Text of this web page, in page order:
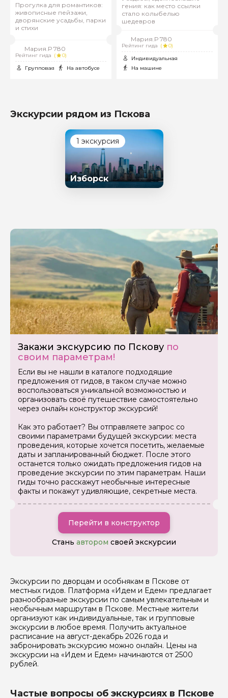
Прогулка для романтиков:
живописные пейзажи,
дворянские усадьбы, парки
и стихи
Мария.Р 780
Рейтинг гида (
0)
Групповая
На автобусе
гения: как место ссылки
стало колыбелью
шедевров
Мария.Р 780
Рейтинг гида (
0)
Индивидуальная
На машине
Экскурсии рядом из Пскова
1 экскурсия
Изборск
Закажи экскурсию по Пскову по
своим параметрам!
Если вы не нашли в каталоге подходящие
предложения от гидов, в таком случае можно
воспользоваться уникальной возможностью и
организовать своё путешествие самостоятельно
через онлайн конструктор экскурсий!
Как это работает? Вы отправляете запрос со
своими параметрами будущей экскурсии: места
проведения, которые хочется посетить, желаемые
даты и запланированный бюджет. После этого
останется только ожидать предложения гидов на
проведение экскурсии по этим параметрам. Наши
гиды точно расскажут необычные интересные
факты и покажут удивляющие, секретные места.
Перейти в конструктор
Стань автором своей экскурсии
Экскурсии по дворцам и особнякам в Пскове от
местных гидов. Платформа «Идем и Едем» предлагает
разнообразные экскурсии по самым увлекательным и
необычным маршрутам в Пскове. Местные жители
организуют как индивидуальные, так и групповые
экскурсии в любое время. Получить актуальное
расписание на август-декабрь 2026 года и
забронировать экскурсию можно онлайн. Цены на
экскурсии на «Идем и Едем» начинаются от 2500
рублей.
Частые вопросы об экскурсиях в Пскове
Задайте свой вопрос гиду
Как вас зовут
Ваша электронная почта
Ваш номер телефона
Вопросы и комментарии
Если у вас есть интересующие вопросы, можете их
Я даю своё согласие на обработку персональных
данных
Отправить